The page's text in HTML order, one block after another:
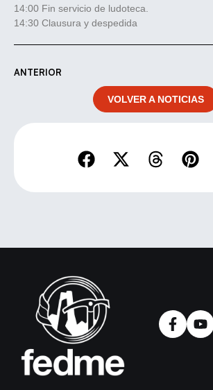
14:00 Fin servicio de ludoteca.
14:30 Clausura y despedida
ANTERIOR
VOLVER A NOTICIAS